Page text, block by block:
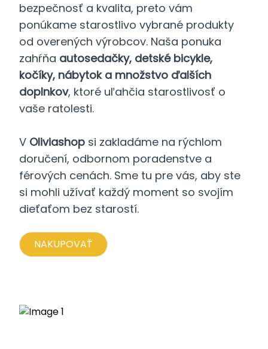
bezpečnosť a kvalita, preto vám
ponúkame starostlivo vybrané produkty
od overených výrobcov. Naša ponuka
zahŕňa autosedačky, detské bicykle,
kočíky, nábytok a množstvo ďalších
doplnkov, ktoré uľahčia starostlivosť o
vaše ratolesti.
V Oliviashop si zakladáme na rýchlom
doručení, odbornom poradenstve a
férových cenách. Sme tu pre vás, aby ste
si mohli užívať každý moment so svojím
dieťaťom bez starostí.
NAKUPOVAŤ